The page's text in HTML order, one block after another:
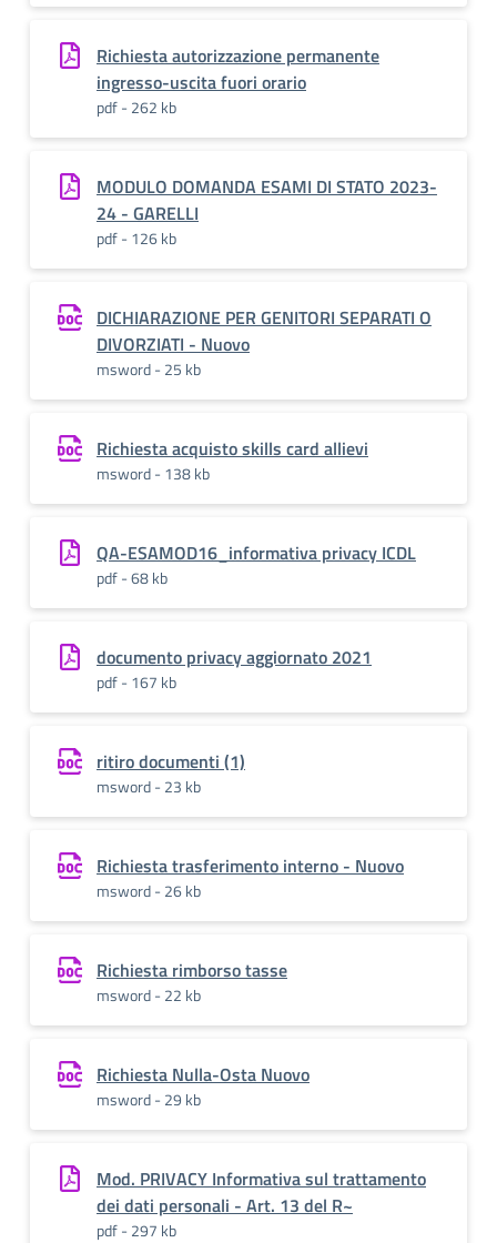
Richiesta autorizzazione permanente
ingresso-uscita fuori orario
pdf - 262 kb
MODULO DOMANDA ESAMI DI STATO 2023-
24 - GARELLI
pdf - 126 kb
DICHIARAZIONE PER GENITORI SEPARATI O
DIVORZIATI - Nuovo
msword - 25 kb
Richiesta acquisto skills card allievi
msword - 138 kb
QA-ESAMOD16_informativa privacy ICDL
pdf - 68 kb
documento privacy aggiornato 2021
pdf - 167 kb
ritiro documenti (1)
msword - 23 kb
Richiesta trasferimento interno - Nuovo
msword - 26 kb
Richiesta rimborso tasse
msword - 22 kb
Richiesta Nulla-Osta Nuovo
msword - 29 kb
Mod. PRIVACY Informativa sul trattamento
dei dati personali - Art. 13 del R~
pdf - 297 kb